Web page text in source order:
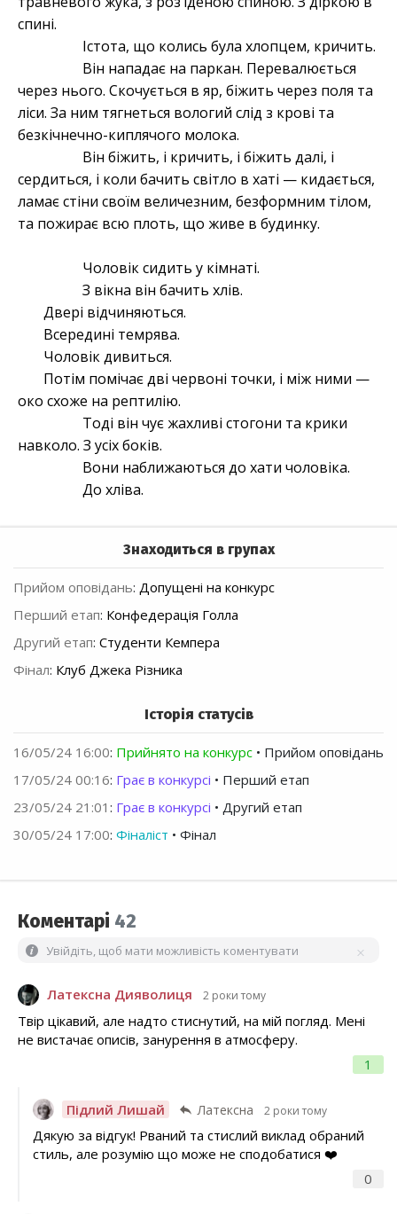
спині.
Істота, що колись була хлопцем, кричить.
Він нападає на паркан. Перевалюється
через нього. Скочується в яр, біжить через поля та
ліси. За ним тягнеться вологий слід з крові та
безкічнечно-киплячого молока.
Він біжить, і кричить, і біжить далі, і
сердиться, і коли бачить світло в хаті — кидається,
ламає стіни своїм величезним, безформним тілом,
та пожирає всю плоть, що живе в будинку.
Чоловік сидить у кімнаті.
З вікна він бачить хлів.
Двері відчиняються.
Всередині темрява.
Чоловік дивиться.
Потім помічає дві червоні точки, і між ними —
око схоже на рептилію.
Тоді він чує жахливі стогони та крики
навколо. З усіх боків.
Вони наближаються до хати чоловіка.
До хліва.
Знаходиться в групах
Прийом оповідань: Допущені на конкурс
Перший етап: Конфедерація Голла
Другий етап: Студенти Кемпера
Фінал: Клуб Джека Різника
Історія статусів
16/05/24 16:00: Прийнято на конкурс • Прийом оповідань
17/05/24 00:16: Грає в конкурсі • Перший етап
23/05/24 21:01 : Грає в конкурсі • Другий етап
30/05/24 17:00: Фіналіст • Фінал
Коментарі 42
Увійдіть, щоб мати можливість коментувати
Латексна Дияволиця 2 роки тому
1
Твір цікавий, але надто стиснутий, на мій погляд. Мені
не вистачає описів, занурення в атмосферу.
Підлий Лишай Латексна 2 роки тому
0
Дякую за відгук! Рваний та стислий виклад обраний
стиль, але розумію що може не сподобатися ❤️